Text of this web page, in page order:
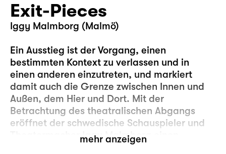
Exit-Pieces
Iggy Malmborg (Malmö)
Ein Ausstieg ist der Vorgang, einen
bestimmten Kontext zu verlassen und in
einen anderen einzutreten, und markiert
damit auch die Grenze zwischen Innen und
Außen, dem Hier und Dort. Mit der
Betrachtung des theatralischen Abgangs
eröffnet der schwedische Schauspieler und
Theatermacher Iggy Malmborg einen
größeren Diskurs über das Ende, die Flucht
mehr anzeigen